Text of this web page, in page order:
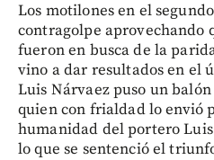
Los motilones en el
contragolpe aprovechando
fueron en busca de la
vino a dar resultados en el
Luis Nárvaez puso un
quien con frialdad lo envió
humanidad del portero
lo que se sentenció el